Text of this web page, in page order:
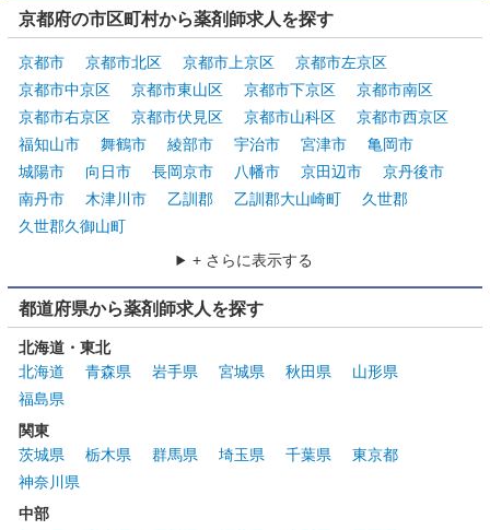
京都府の市区町村から薬剤師求人を探す
京都市 京都市北区 京都市上京区
京都市左京区
京都市中京区
京都市東山区 京都市下京区
京都市南区
京都市右京区
京都市伏見区 京都市山科区
京都市西京区
福知山市
舞鶴市 綾部市 宇治市 宮津市
亀岡市
城陽市
向日市 長岡京市 八幡市 京田辺市
京丹後市
南丹市
木津川市 乙訓郡 乙訓郡大山崎町
久世郡
久世郡久御山町
+ さらに表示する
都道府県から薬剤師求人を探す
北海道・東北
北海道
青森県 岩手県 宮城県 秋田県
山形県
福島県
関東
茨城県
栃木県 群馬県 埼玉県 千葉県
東京都
神奈川県
中部